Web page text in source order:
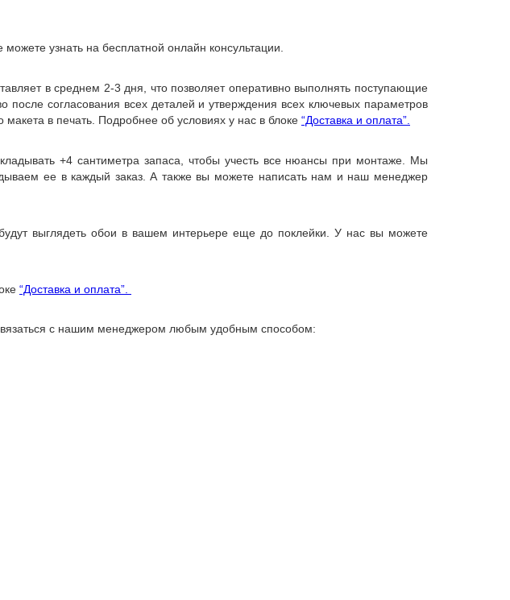
узнать на бесплатной онлайн консультации.
в среднем 2-3 дня, что позволяет оперативно выполнять поступающие
после согласования всех деталей и утверждения всех ключевых параметров
в печать. Подробнее об условиях у нас в блоке “Доставка и оплата”.
+4 сантиметра запаса, чтобы учесть все нюансы при монтаже. Мы
ее в каждый заказ. А также вы можете написать нам и наш менеджер
выглядеть обои в вашем интерьере еще до поклейки. У нас вы можете
“Доставка и оплата”.
с нашим менеджером любым удобным способом: